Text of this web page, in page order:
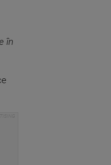
în